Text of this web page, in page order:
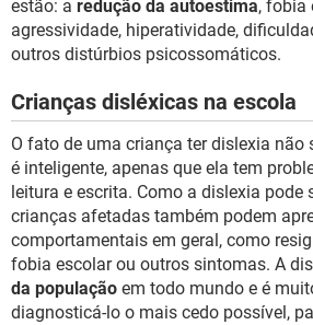
estão: a redução da autoestima, fobia
agressividade, hiperatividade,
outros distúrbios psicossomáticos.
Crianças disléxicas na escola
O fato de uma criança ter dislexia não
é inteligente, apenas que ela tem
leitura e escrita. Como a dislexia pode
crianças afetadas também podem
comportamentais em geral, como
fobia escolar ou outros sintomas. A
da população em todo mundo e é
diagnosticá-lo o mais cedo possível,